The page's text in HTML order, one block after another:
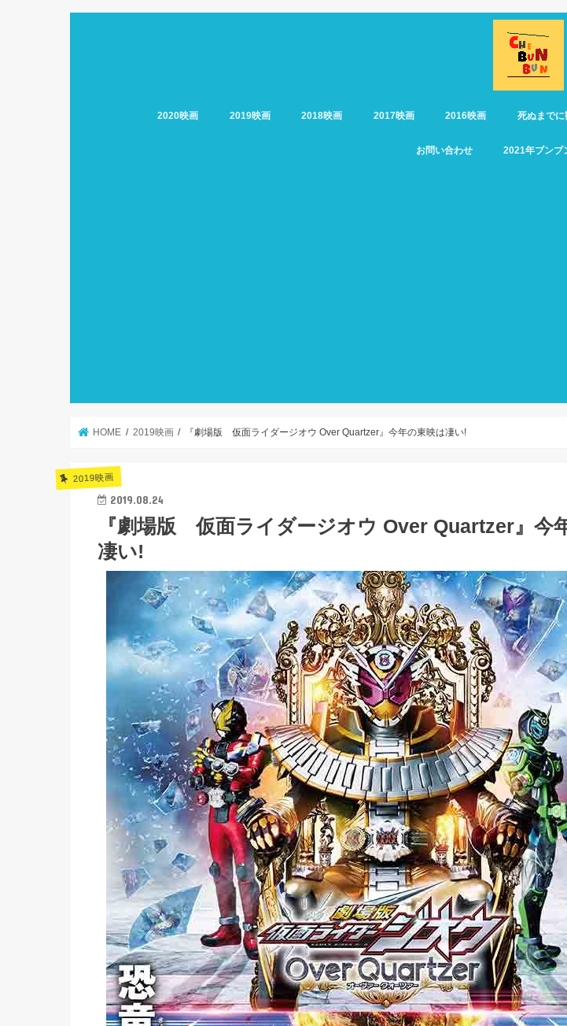
2020映画 2019映画 2018映画 2017映画 2016映画 死ぬまで
お問い合わせ 2021年ブンブ
HOME 2019映画 『劇場版 仮面ライダージオウ Over Quartzer』今年の東映は凄い!
2019映画
2019.08.24
『劇場版 仮面ライダージオウ Over Quartzer』今
凄い!